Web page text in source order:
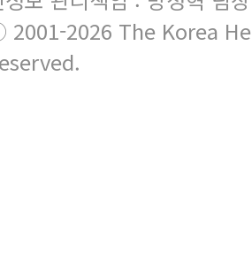
2026 The Korea